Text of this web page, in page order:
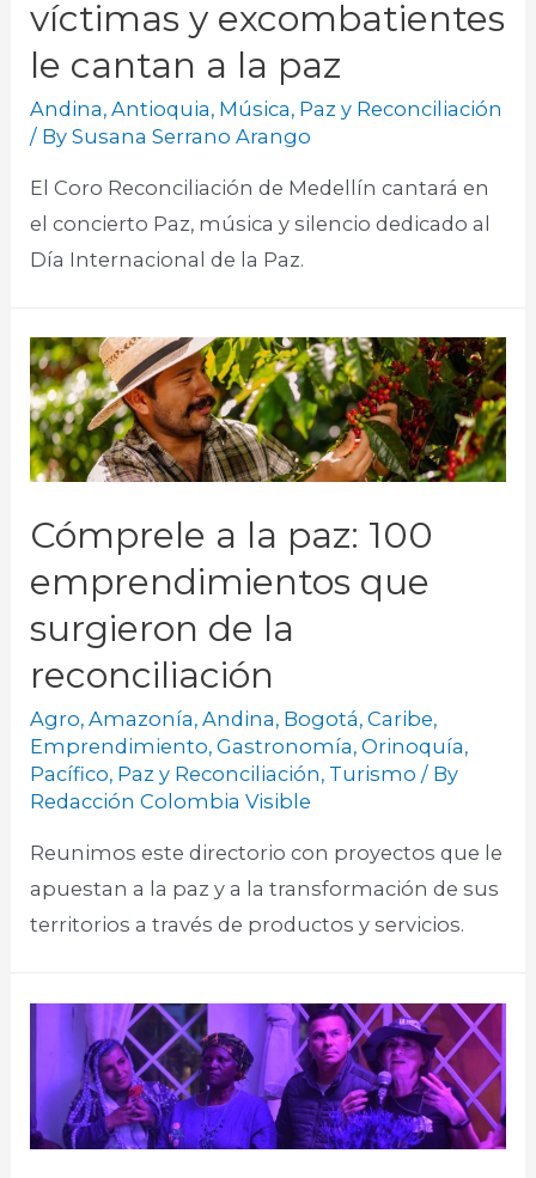
víctimas y excombatientes
le cantan a la paz
Andina,Antioquia, Música, Paz y Reconciliación
/ BySusana Serrano Arango
El Coro Reconciliación de Medellín cantará en
el concierto Paz, música y silencio dedicado al
Día Internacional de la Paz.​
Cómprele a la paz: 100
emprendimientos que
surgieron de la
reconciliación
Agro,Amazonía,Andina, Bogotá,Caribe,
Emprendimiento,Gastronomía,Orinoquía,
Pacífico, Paz y Reconciliación, Turismo / By
Redacción Colombia Visible
Reunimos este directorio con proyectos que le
apuestan a la paz y a la transformación de sus
territorios a través de productos y servicios.